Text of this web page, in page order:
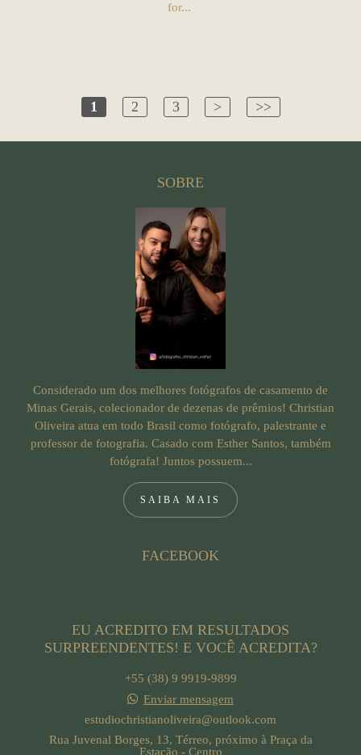
for...
1 2 3 > >>
SOBRE
Considerado um dos melhores fotógrafos de casamento de
Minas Gerais, colecionador de dezenas de prêmios! Christian
Oliveira atua em todo Brasil como fotógrafo, palestrante e
professor de fotografia. Casado com Esther Santos, também
fotógrafa! Juntos possuem...
SAIBA MAIS
FACEBOOK
EU ACREDITO EM RESULTADOS
SURPREENDENTES! E VOCÊ ACREDITA?
+55 (38) 9 9919-9899
Enviar mensagem
estudiochristianoliveira@outlook.com
Rua Juvenal Borges, 13, Térreo, próximo à Praça da
Estação - Centro